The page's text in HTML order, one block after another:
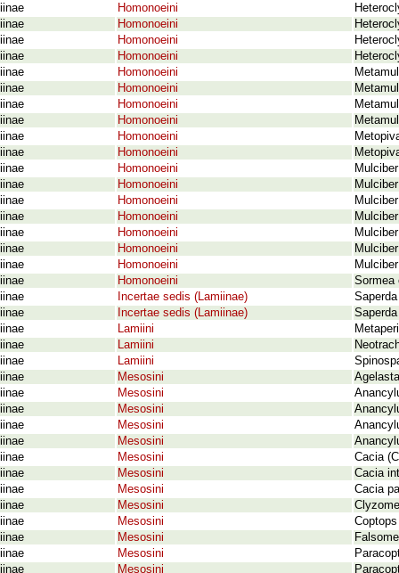
Homonoeini
Homonoeini
Homonoeini
Homonoeini
Homonoeini
Homonoeini
Homonoeini
Homonoeini
Homonoeini
Homonoeini
Homonoeini
Homonoeini
Homonoeini
Homonoeini
Homonoeini
Homonoeini
Homonoeini
Homonoeini
Sormea
Incertae sedis (Lamiinae)
Incertae sedis (Lamiinae)
Lamiini
Lamiini
Lamiini
Mesosini
Mesosini
Mesosini
Mesosini
Mesosini
Mesosini
Cacia
Mesosini
Cacia
Mesosini
Cacia
Mesosini
Mesosini
Mesosini
Mesosini
Mesosini